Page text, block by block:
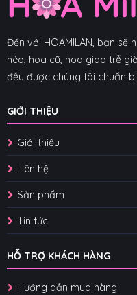
Đến với HOAMILAN, bạn
héo, hoa cũ, hoa giao trễ
đều được chúng tôi chuẩn
GIỚI THIỆU
Giới thiệu
Liên hệ
Sản phẩm
Tin tức
HỖ TRỢ KHÁCH HÀNG
Hướng dẫn mua hàng